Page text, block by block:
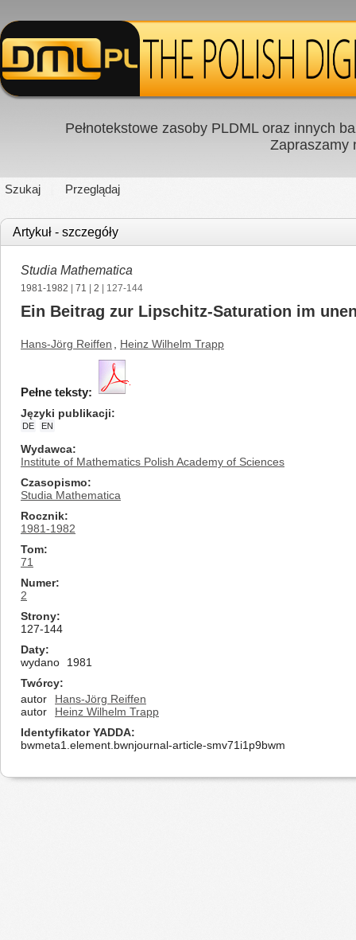
Pełnotekstowe zasoby PLDML oraz innych
Zapraszamy
Szukaj Przeglądaj
Artykuł - szczegóły
Studia Mathematica
1981-1982 71 2 | 127-144
Ein Beitrag zur Lipschitz-Saturation im
Hans-Jörg Reiffen Heinz Wilhelm Trapp
Pełne teksty:
Języki publikacji
DE EN
Wydawca
Institute of Mathematics Polish Academy of Sciences
Czasopismo
Studia Mathematica
Rocznik
1981-1982
Tom
71
Numer
2
Strony
127-144
Daty
wydano
1981
Twórcy
autor
Hans-Jörg Reiffen
autor
Heinz Wilhelm Trapp
Identyfikator YADDA
bwmeta1.element.bwnjournal-article-smv71i1p9bwm